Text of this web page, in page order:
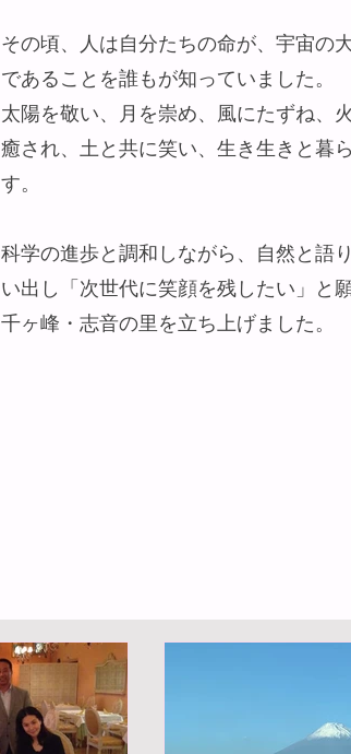
その頃、人は自分たちの命が、宇宙の
であることを誰もが知っていました。
太陽を敬い、月を崇め、風にたずね、
癒され、土と共に笑い、生き生きと暮
す。
科学の進歩と調和しながら、自然と語
い出し「次世代に笑顔を残したい」と
千ヶ峰・志音の里を立ち上げました。